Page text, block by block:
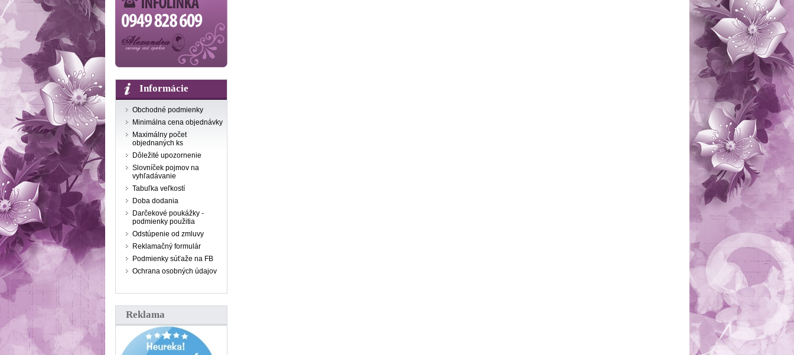
Informácie
Obchodné podmienky
Minimálna cena objednávky
Maximálny počet
objednaných ks
Dôležité upozornenie
Slovníček pojmov na
vyhľadávanie
Tabuľka veľkostí
Doba dodania
Darčekové poukážky -
podmienky použitia
Odstúpenie od zmluvy
Reklamačný formulár
Podmienky súťaže na FB
Ochrana osobných údajov
Reklama